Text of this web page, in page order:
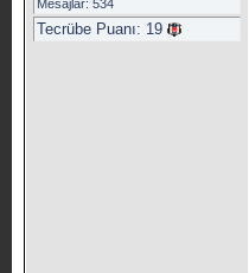
Mesajlar: 534
Tecrübe Puanı: 19